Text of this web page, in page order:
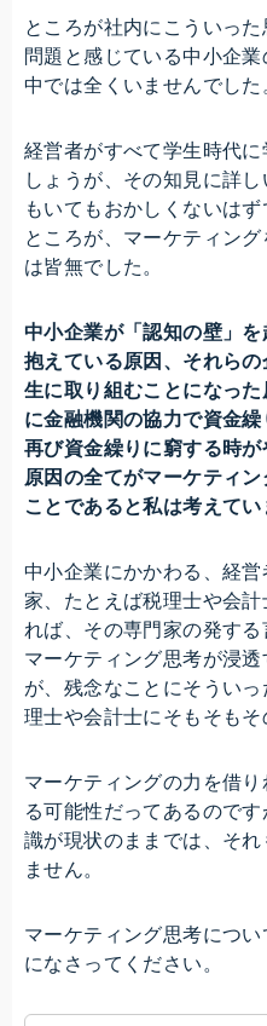
ところが社内にこういっ
問題と感じている中小企
中では全くいませんでした
経営者がすべて学生時代
しょうが、その知見に詳
もいてもおかしくないはず
ところが、マーケティン
は皆無でした。
中小企業が「認知の壁」
抱えている原因、それら
生に取り組むことになっ
に金融機関の協力で資金繰
再び資金繰りに窮する時
原因の全てがマーケティ
ことであると私は考えてい
中小企業にかかわる、経
家、たとえば税理士や会
れば、その専門家の発す
マーケティング思考が浸
が、残念なことにそうい
理士や会計士にそもそもそ
マーケティングの力を借
る可能性だってあるので
識が現状のままでは、そ
ません。
マーケティング思考につ
になさってください。